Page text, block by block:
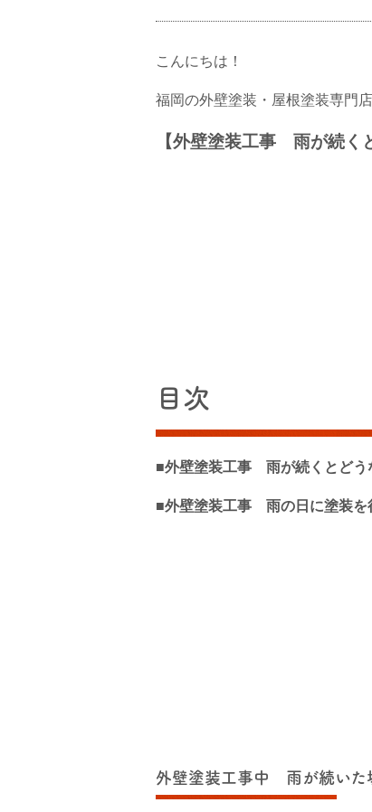
こんにちは！
福岡の外壁塗装・屋根塗装専門
【外壁塗装工事 雨が続く
目次
■外壁塗装工事 雨が続くとどう
■外壁塗装工事 雨の日に塗装
外壁塗装工事中 雨が続いた